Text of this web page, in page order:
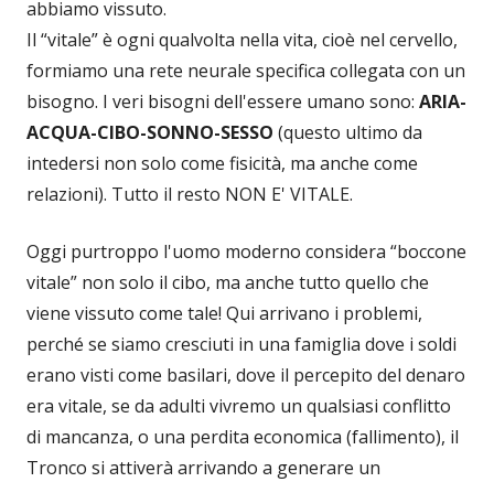
abbiamo vissuto.
Il “vitale” è ogni qualvolta nella vita, cioè nel cervello,
formiamo una rete neurale specifica collegata con un
bisogno. I veri bisogni dell'essere umano sono: ARIA-
ACQUA-CIBO-SONNO-SESSO (questo ultimo da
intedersi non solo come fisicità, ma anche come
relazioni). Tutto il resto NON E' VITALE.
Oggi purtroppo l'uomo moderno considera “boccone
vitale” non solo il cibo, ma anche tutto quello che
viene vissuto come tale! Qui arrivano i problemi,
perché se siamo cresciuti in una famiglia dove i soldi
erano visti come basilari, dove il percepito del denaro
era vitale, se da adulti vivremo un qualsiasi conflitto
di mancanza, o una perdita economica (fallimento), il
Tronco si attiverà arrivando a generare un